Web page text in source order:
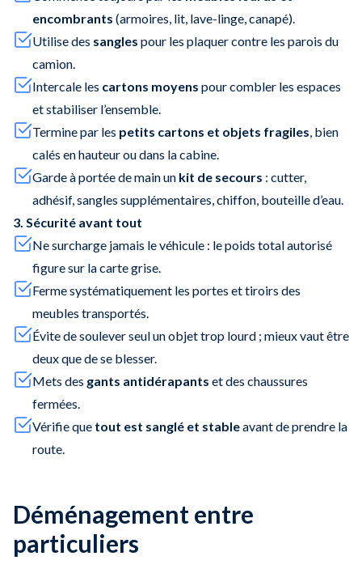
encombrants (armoires, lit, lave-linge, canapé).
Utilise des sangles pour les plaquer contre les parois du
camion.
Intercale les cartons moyens pour combler les espaces
et stabiliser l’ensemble.
Termine par les petits cartons et objets fragiles, bien
calés en hauteur ou dans la cabine.
Garde à portée de main un kit de secours : cutter,
adhésif, sangles supplémentaires, chiffon, bouteille d’eau.
3. Sécurité avant tout
Ne surcharge jamais le véhicule : le poids total autorisé
figure sur la carte grise.
Ferme systématiquement les portes et tiroirs des
meubles transportés.
Évite de soulever seul un objet trop lourd ; mieux vaut être
deux que de se blesser.
Mets des gants antidérapants et des chaussures
fermées.
Vérifie que tout est sanglé et stableavant de prendre la
route.
Déménagement entre
particuliers